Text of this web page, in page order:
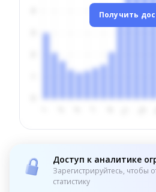
Получить
Доступ к аналитике
Зарегистрируйтесь, чтобы
статистику